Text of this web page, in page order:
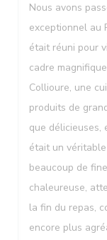
Nous avons
exceptionnel au
était réuni pour
cadre
Collioure, une
produits de
que délicieuses,
était un
beaucoup de
chaleureuse,
la fin du repas,
encore plus